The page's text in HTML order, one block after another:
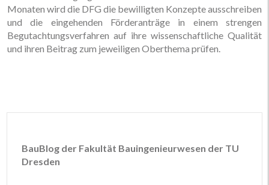
Monaten wird die DFG die bewilligten Konzepte ausschreiben
und die eingehenden Förderanträge in einem strengen
Begutachtungsverfahren auf ihre wissenschaftliche Qualität
und ihren Beitrag zum jeweiligen Oberthema prüfen.
BauBlog der Fakultät Bauingenieurwesen der TU
Dresden